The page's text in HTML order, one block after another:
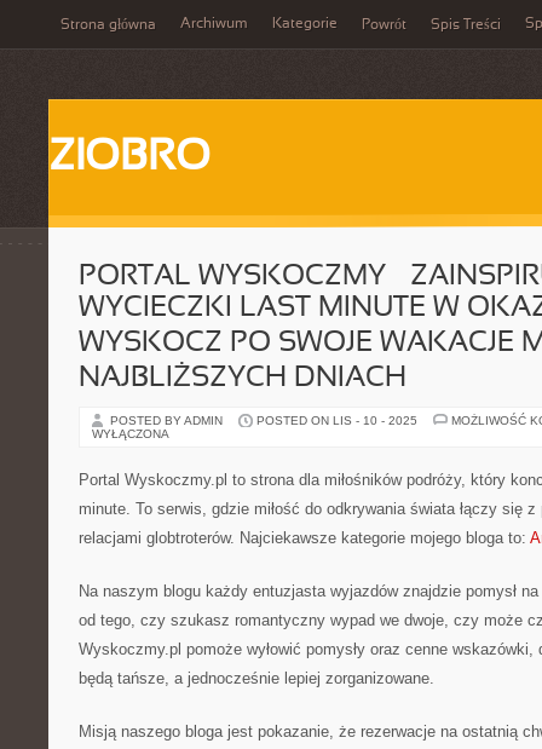
Strona główna Archiwum Kategorie Powrót Spis Treści
ZIOBRO
PORTAL WYSKOCZMY –
WYCIECZKI LAST MINUTE W
WYSKOCZ PO SWOJE WAKACJE
NAJBLIŻSZYCH DNIACH
POSTED BY ADMIN POSTED ON LIS - 10 - 2025
MOŻLIWOŚĆ
WYŁĄCZONA
Portal Wyskoczmy.pl to strona dla miłośników podróży, który
minute. To serwis, gdzie miłość do odkrywania świata łączy się
relacjami globtroterów. Najciekawsze kategorie mojego bloga to:
Na naszym blogu każdy entuzjasta wyjazdów znajdzie pomysł
od tego, czy szukasz romantyczny wypad we dwoje, czy może
Wyskoczmy.pl pomoże wyłowić pomysły oraz cenne
będą tańsze, a jednocześnie lepiej zorganizowane.
Misją naszego bloga jest pokazanie, że rezerwacje na ostatnią